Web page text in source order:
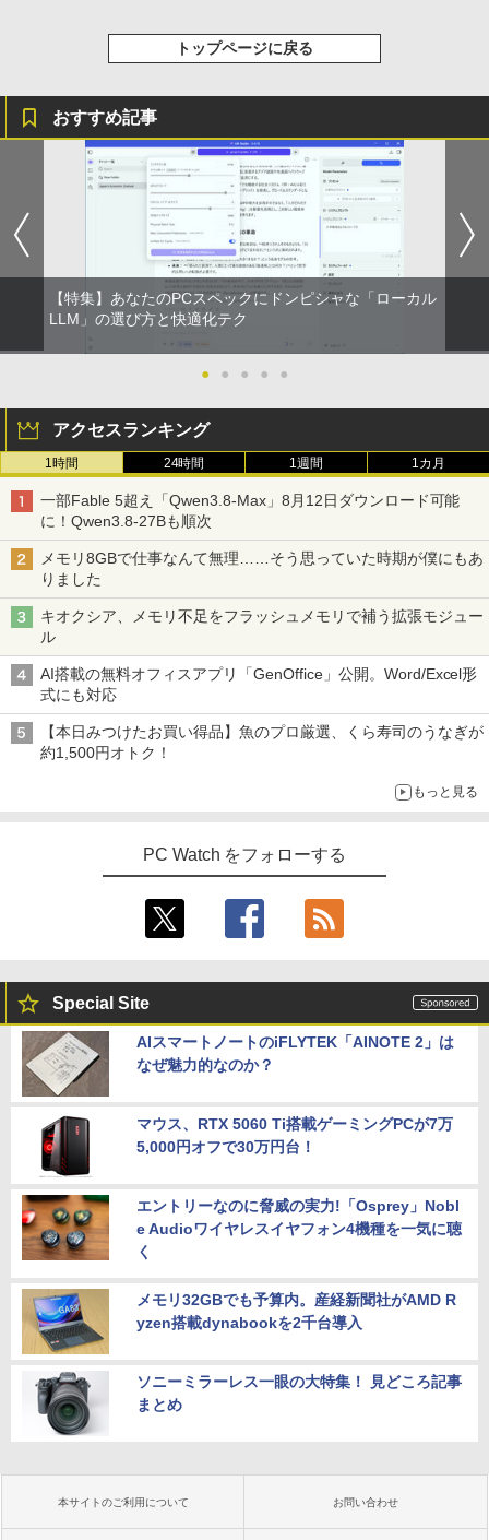
￥11,999
4
B) IPS 非光沢 sRGB 99% AMD FreeSyn
c ブラックブースト VRB対応 ブルーライ
ト低減 HDMI 1.4 DisplayPort v1.2 スピ
ーカー・ヘッドホン端子 Acer Display
Widget 6軸カラー調整 VESAマウント対
応 Nitro ゲーミングモニター QG271P6b
mipx
￥16,600
5年間フル保証ディスプレイ 243B9/11 [2
証(USB-C)]
￥16,980
￥792
異世界ウォーキング（14） 【電子書籍】
[ あるくひと ]
￥792
セリング 自動ペアリング Type-C充電 マイク
付き 防水 タッチ式音量調整 スポーツ/通勤/通
Xiaomi シャオミ REDMI Buds 8 Lite ワイヤ
レスイヤホン Bluetooth 5.4 ノイズキャンセ
リング ANC 36時間再生
￥2,980
￥250
￥1,117
ベルレス 650mlPET×24本
￥2,009
￥810
トップページに戻る
おすすめ記事
【特集】あなたのPCスペックにドンピシャな「ローカル
LLM」の選び方と快適化テク
● ● ● ● ●
アクセスランキング
1時間 24時間 1週間 1カ月
一部Fable 5超え「Qwen3.8-Max」8月12日ダウンロード可能
に！Qwen3.8-27Bも順次
メモリ8GBで仕事なんて無理……そう思っていた時期が僕にもあ
りました
キオクシア、メモリ不足をフラッシュメモリで補う拡張モジュー
ル
AI搭載の無料オフィスアプリ「GenOffice」公開。Word/Excel形
式にも対応
【本日みつけたお買い得品】魚のプロ厳選、くら寿司のうなぎが
約1,500円オトク！
もっと見る
PC Watch をフォローする
Special Site
AIスマートノートのiFLYTEK「AINOTE 2」は
なぜ魅力的なのか？
マウス、RTX 5060 Ti搭載ゲーミングPCが7万
5,000円オフで30万円台！
エントリーなのに脅威の実力!「Osprey」Nobl
e Audioワイヤレスイヤフォン4機種を一気に聴
く
メモリ32GBでも予算内。産経新聞社がAMD R
yzen搭載dynabookを2千台導入
ソニーミラーレス一眼の大特集！ 見どころ記事
まとめ
本サイトのご利用について お問い合わせ